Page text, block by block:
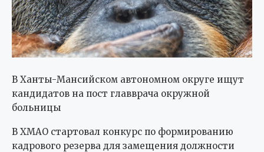
В Ханты-Мансийском автономном округе ищут
кандидатов на пост главврача окружной
больницы
В ХМАО стартовал конкурс по формированию
кадрового резерва для замещения должности